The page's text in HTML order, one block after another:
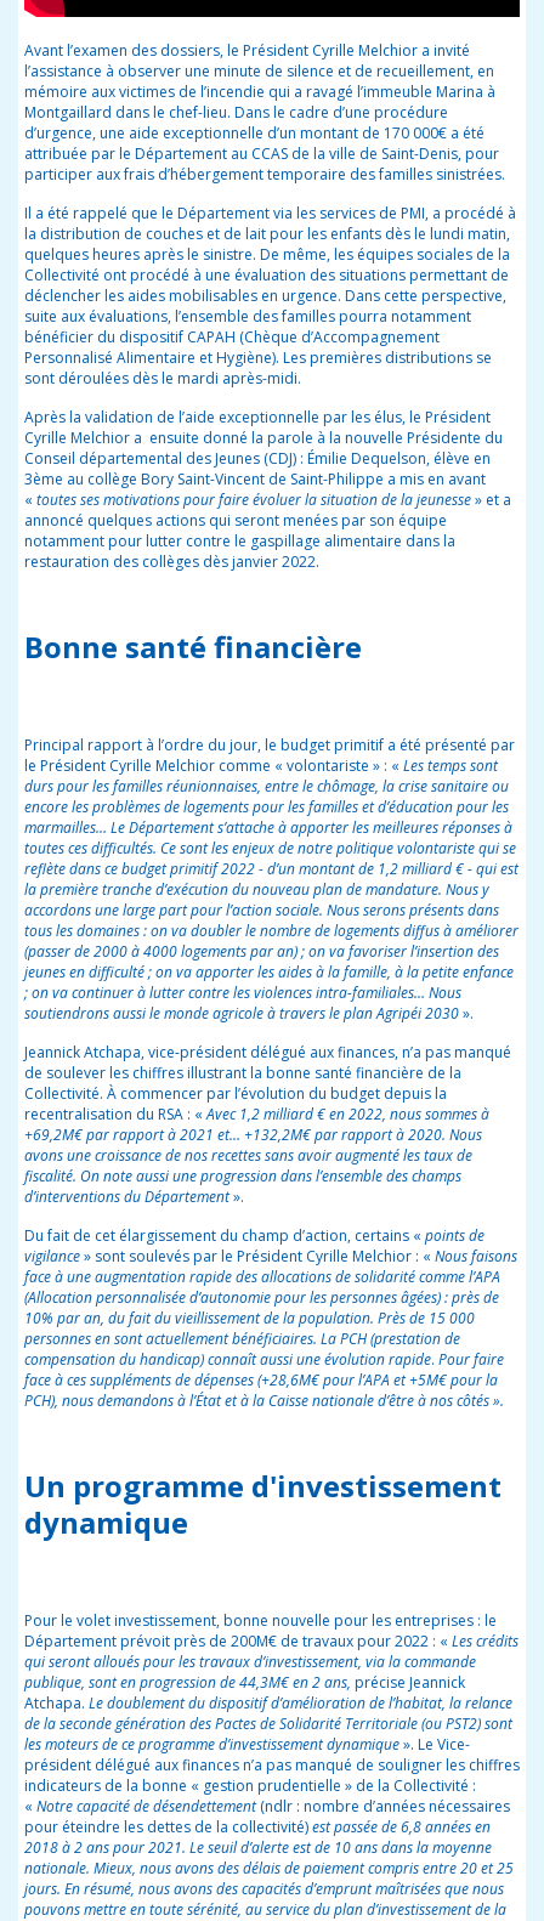
Avant l’examen des dossiers, le Président Cyrille Melchior a invité
l’assistance à observer une minute de silence et de recueillement, en
mémoire aux victimes de l’incendie qui a ravagé l’immeuble Marina à
Montgaillard dans le chef-lieu. Dans le cadre d’une procédure
d’urgence, une aide exceptionnelle d’un montant de 170 000€ a été
attribuée par le Département au CCAS de la ville de Saint-Denis, pour
participer aux frais d’hébergement temporaire des familles sinistrées.
Il a été rappelé que le Département via les services de PMI, a procédé à
la distribution de couches et de lait pour les enfants dès le lundi matin,
quelques heures après le sinistre. De même, les équipes sociales de la
Collectivité ont procédé à une évaluation des situations permettant de
déclencher les aides mobilisables en urgence. Dans cette perspective,
suite aux évaluations, l’ensemble des familles pourra notamment
bénéficier du dispositif CAPAH (Chèque d’Accompagnement
Personnalisé Alimentaire et Hygiène). Les premières distributions se
sont déroulées dès le mardi après-midi.
Après la validation de l’aide exceptionnelle par les élus, le Président
Cyrille Melchior a ensuite donné la parole à la nouvelle Présidente du
Conseil départemental des Jeunes (CDJ) : Émilie Dequelson, élève en
3ème au collège Bory Saint-Vincent de Saint-Philippe a mis en avant
« toutes ses motivations pour faire évoluer la situation de la jeunesse» et a
annoncé quelques actions qui seront menées par son équipe
notamment pour lutter contre le gaspillage alimentaire dans la
restauration des collèges dès janvier 2022.
Bonne santé financière
Principal rapport à l’ordre du jour, le budget primitif a été présenté par
le Président Cyrille Melchior comme « volontariste » : « Les temps sont
durs pour les familles réunionnaises, entre le chômage, la crise sanitaire ou
encore les problèmes de logements pour les familles et d’éducation pour les
marmailles… Le Département s’attache à apporter les meilleures réponses à
toutes ces difficultés. Ce sont les enjeux de notre politique volontariste qui se
reflète dans ce budget primitif 2022 - d’un montant de 1,2 milliard € - qui est
la première tranche d’exécution du nouveau plan de mandature. Nous y
accordons une large part pour l’action sociale. Nous serons présents dans
tous les domaines : on va doubler le nombre de logements diffus à améliorer
(passer de 2000 à 4000 logements par an) ; on va favoriser l’insertion des
jeunes en difficulté ; on va apporter les aides à la famille, à la petite enfance
; on va continuer à lutter contre les violences intra-familiales… Nous
soutiendrons aussi le monde agricole à travers le plan Agripéi 2030».
Jeannick Atchapa, vice-président délégué aux finances, n’a pas manqué
de soulever les chiffres illustrant la bonne santé financière de la
Collectivité. À commencer par l’évolution du budget depuis la
recentralisation du RSA : «Avec 1,2 milliard € en 2022, nous sommes à
+69,2M€ par rapport à 2021 et… +132,2M€ par rapport à 2020. Nous
avons une croissance de nos recettes sans avoir augmenté les taux de
fiscalité. On note aussi une progression dans l’ensemble des champs
d’interventions du Département».
Du fait de cet élargissement du champ d’action, certains « points de
vigilance» sont soulevés par le Président Cyrille Melchior : « Nous faisons
face à une augmentation rapide des allocations de solidarité comme l’APA
(Allocation personnalisée d’autonomie pour les personnes âgées) : près de
10% par an, du fait du vieillissement de la population. Près de 15 000
personnes en sont actuellement bénéficiaires. La PCH (prestation de
compensation du handicap) connaît aussi une évolution rapide. Pour faire
face à ces suppléments de dépenses (+28,6M€ pour l’APA et +5M€ pour la
PCH), nous demandons à l’État et à la Caisse nationale d’être à nos côtés ».
Un programme d'investissement
dynamique
Pour le volet investissement, bonne nouvelle pour les entreprises : le
Département prévoit près de 200M€ de travaux pour 2022 : « Les crédits
qui seront alloués pour les travaux d’investissement, via la commande
publique, sont en progression de 44,3M€ en 2 ans, précise Jeannick
Atchapa. Le doublement du dispositif d’amélioration de l’habitat, la relance
de la seconde génération des Pactes de Solidarité Territoriale (ou PST2) sont
les moteurs de ce programme d’investissement dynamique». Le Vice-
président délégué aux finances n’a pas manqué de souligner les chiffres
indicateurs de la bonne « gestion prudentielle » de la Collectivité :
« Notre capacité de désendettement(ndlr : nombre d’années nécessaires
pour éteindre les dettes de la collectivité)est passée de 6,8 années en
2018 à 2 ans pour 2021. Le seuil d’alerte est de 10 ans dans la moyenne
nationale. Mieux, nous avons des délais de paiement compris entre 20 et 25
jours. En résumé, nous avons des capacités d’emprunt maîtrisées que nous
pouvons mettre en toute sérénité, au service du plan d’investissement de la